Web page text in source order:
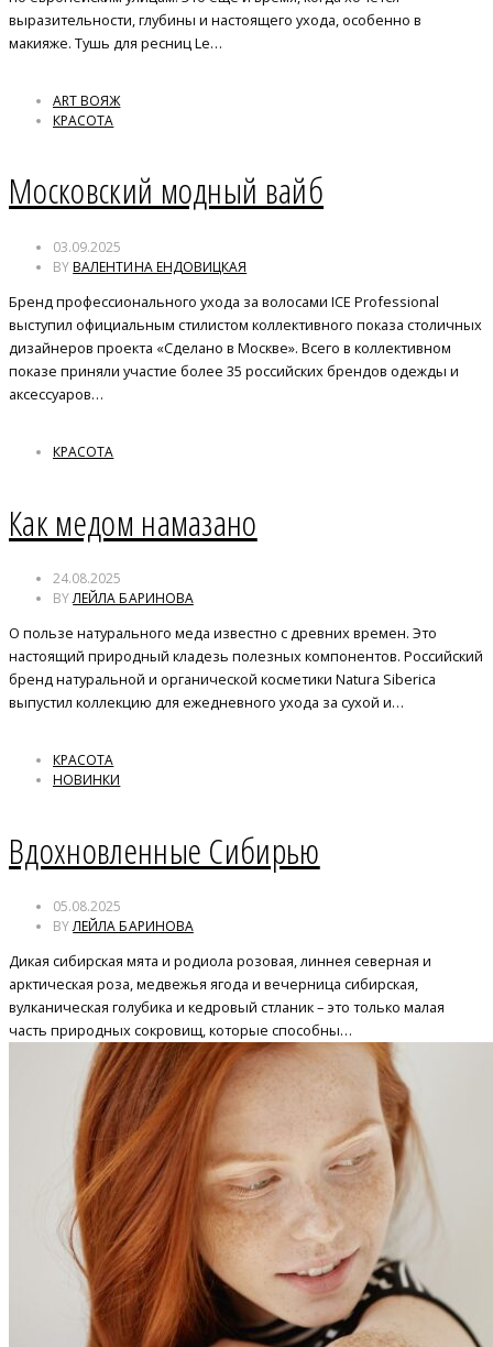
выразительности, глубины и настоящего ухода, особенно в
макияже. Тушь для ресниц Le…
ART ВОЯЖ
КРАСОТА
Московский модный вайб
03.09.2025
BYВАЛЕНТИНА ЕНДОВИЦКАЯ
Бренд профессионального ухода за волосами ICE Professional
выступил официальным стилистом коллективного показа столичных
дизайнеров проекта «Сделано в Москве». Всего в коллективном
показе приняли участие более 35 российских брендов одежды и
аксессуаров…
КРАСОТА
Как медом намазано
24.08.2025
BYЛЕЙЛА БАРИНОВА
О пользе натурального меда известно с древних времен. Это
настоящий природный кладезь полезных компонентов. Российский
бренд натуральной и органической косметики Natura Siberica
выпустил коллекцию для ежедневного ухода за сухой и…
КРАСОТА
НОВИНКИ
Вдохновленные Сибирью
05.08.2025
BYЛЕЙЛА БАРИНОВА
Дикая сибирская мята и родиола розовая, линнея северная и
арктическая роза, медвежья ягода и вечерница сибирская,
вулканическая голубика и кедровый стланик – это только малая
часть природных сокровищ, которые способны…